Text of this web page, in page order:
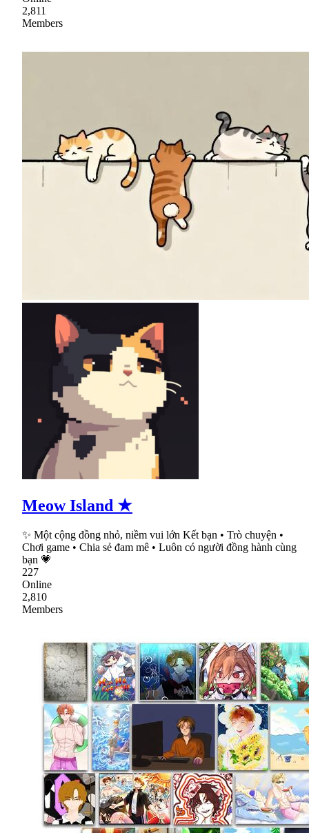
2,811
Members
Meow Island ★
✨ Một cộng đồng nhỏ, niềm vui lớn Kết bạn • Trò chuyện •
Chơi game • Chia sẻ đam mê • Luôn có người đồng hành cùng
bạn 💗
227
Online
2,810
Members